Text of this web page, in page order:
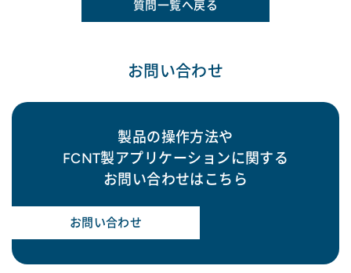
質問一覧へ戻る
お問い合わせ
製品の操作方法や
FCNT製アプリケーションに関する
お問い合わせはこちら
お問い合わせ